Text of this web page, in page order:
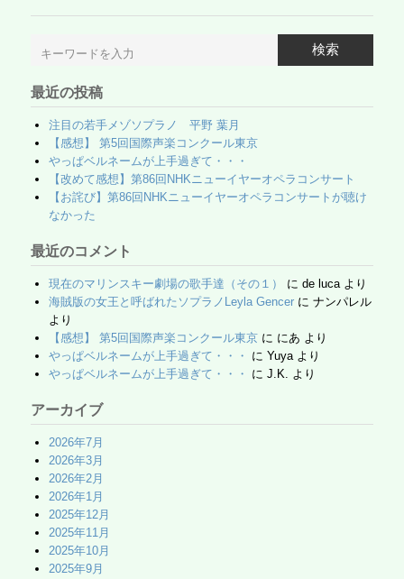
e
b
o
k
er
o
ail
Pr
ss
検索
最近の投稿
注目の若手メゾソプラノ 平野 葉月
【感想】 第5回国際声楽コンクール東京
やっぱベルネームが上手過ぎて・・・
【改めて感想】第86回NHKニューイヤーオペラコンサート
【お詫び】第86回NHKニューイヤーオペラコンサートが聴け
なかった
最近のコメント
現在のマリンスキー劇場の歌手達（その１） に de lucaより
海賊版の女王と呼ばれたソプラノLeyla Gencer に ナンパレル
より
【感想】 第5回国際声楽コンクール東京 に にあ より
やっぱベルネームが上手過ぎて・・・
に Yuyaより
やっぱベルネームが上手過ぎて・・・
に J.K. より
アーカイブ
2026年7月
2026年3月
2026年2月
2026年1月
2025年12月
2025年11月
2025年10月
2025年9月